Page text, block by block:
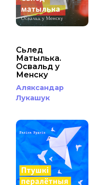
Cьлед
Матылька.
Освальд у
Менску
Аляксандар
Лукашук